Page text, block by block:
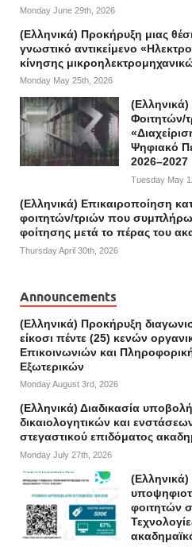
Monday June 29th, 2026
(Ελληνικά) Προκήρυξη μιας
γνωστικό αντικείμενο
κίνησης
Monday May 25th, 2026
Φοιτητών/
Ψηφιακό
2026–2027
Tuesday May
(Ελληνικά) Επικαιροποίηση
φοιτητών/τριών που
φοίτησης μετά το πέρας του
Thursday April 30th, 2026
Announcements
(Ελληνικά) Προκήρυξη
είκοσι πέντε (25) κενών
Επικοινωνιών και
Εξωτερικών
Monday August 3rd, 2026
(Ελληνικά) Διαδικασία
δικαιολογητικών και
στεγαστικού επιδόματος
Monday July 27th, 2026
φοιτητών